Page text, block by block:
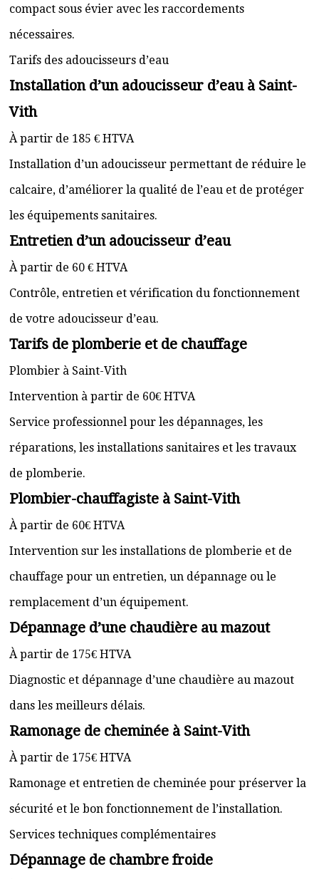
compact sous évier avec les raccordements
nécessaires.
Tarifs des adoucisseurs d’eau
Installation d’un adoucisseur d’eau à Saint-
Vith
À partir de 185 € HTVA
Installation d’un adoucisseur permettant de réduire le
calcaire, d’améliorer la qualité de l’eau et de protéger
les équipements sanitaires.
Entretien d’un adoucisseur d’eau
À partir de 60 € HTVA
Contrôle, entretien et vérification du fonctionnement
de votre adoucisseur d’eau.
Tarifs de plomberie et de chauffage
Plombier à Saint-Vith
Intervention à partir de 60€ HTVA
Service professionnel pour les dépannages, les
réparations, les installations sanitaires et les travaux
de plomberie.
Plombier-chauffagiste à Saint-Vith
À partir de 60€ HTVA
Intervention sur les installations de plomberie et de
chauffage pour un entretien, un dépannage ou le
remplacement d’un équipement.
Dépannage d’une chaudière au mazout
À partir de 175€ HTVA
Diagnostic et dépannage d’une chaudière au mazout
dans les meilleurs délais.
Ramonage de cheminée à Saint-Vith
À partir de 175€ HTVA
Ramonage et entretien de cheminée pour préserver la
sécurité et le bon fonctionnement de l’installation.
Services techniques complémentaires
Dépannage de chambre froide